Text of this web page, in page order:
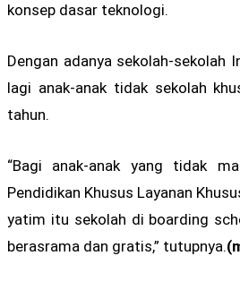
konsep dasar teknologi.
Dengan adanya sekolah-sekolah
lagi anak-anak tidak sekolah
tahun.
“Bagi anak-anak yang tidak
Pendidikan Khusus Layanan
yatim itu sekolah di boarding
berasrama dan gratis,” tutupnya.